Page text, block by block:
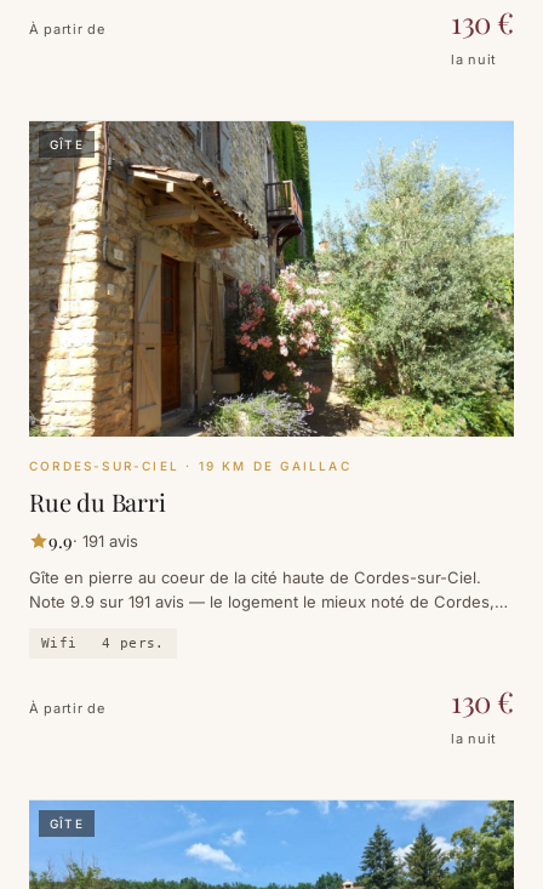
À partir de 130 €
la nuit
GÎTE
CORDES-SUR-CIEL · 19 KM DE GAILLAC
Rue du Barri
9.9· 191 avis
Gîte en pierre au coeur de la cité haute de Cordes-sur-Ciel.
Note 9.9 sur 191 avis — le logement le mieux noté de Cordes,
Wifi 4 pers.
À partir de 130 €
la nuit
GÎTE